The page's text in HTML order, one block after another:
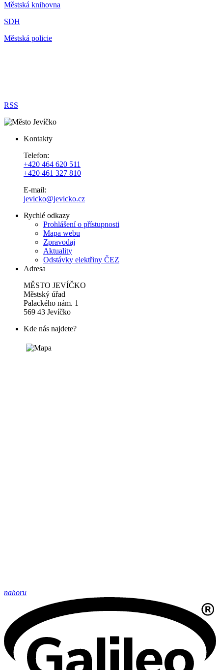
Městská knihovna
SDH
Městská policie
RSS
Kontakty
Telefon:
+420 464 620 511
+420 461 327 810
E-mail:
jevicko@jevicko.cz
Rychlé odkazy
Prohlášení o přístupnosti
Mapa webu
Zpravodaj
Aktuality
Odstávky elektřiny ČEZ
Adresa
MĚSTO JEVÍČKO
Městský úřad
Palackého nám. 1
569 43 Jevíčko
Kde nás najdete?
nahoru